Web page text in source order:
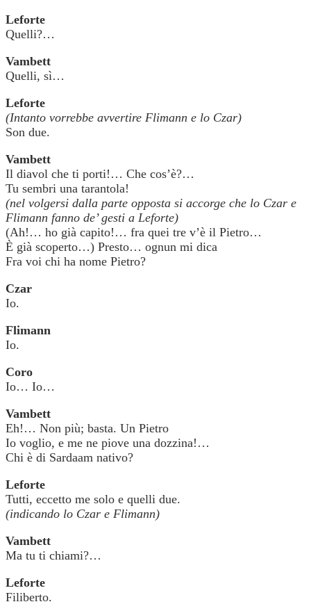
Leforte
Quelli?…
Vambett
Quelli, sì…
Leforte
(Intanto vorrebbe avvertire Flimann e lo Czar)
Son due.
Vambett
Il diavol che ti porti!… Che cos’è?…
Tu sembri una tarantola!
(nel volgersi dalla parte opposta si accorge che lo Czar e
Flimann fanno de’ gesti a Leforte)
(Ah!… ho già capito!… fra quei tre v’è il Pietro…
È già scoperto…) Presto… ognun mi dica
Fra voi chi ha nome Pietro?
Czar
Io.
Flimann
Io.
Coro
Io… Io…
Vambett
Eh!… Non più; basta. Un Pietro
Io voglio, e me ne piove una dozzina!…
Chi è di Sardaam nativo?
Leforte
Tutti, eccetto me solo e quelli due.
(indicando lo Czar e Flimann)
Vambett
Ma tu ti chiami?…
Leforte
Filiberto.